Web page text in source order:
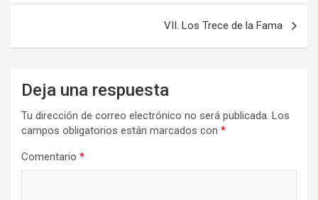
VII. Los Trece de la Fama
Deja una respuesta
Tu dirección de correo electrónico no será publicada. Los
campos obligatorios están marcados con *
Comentario *